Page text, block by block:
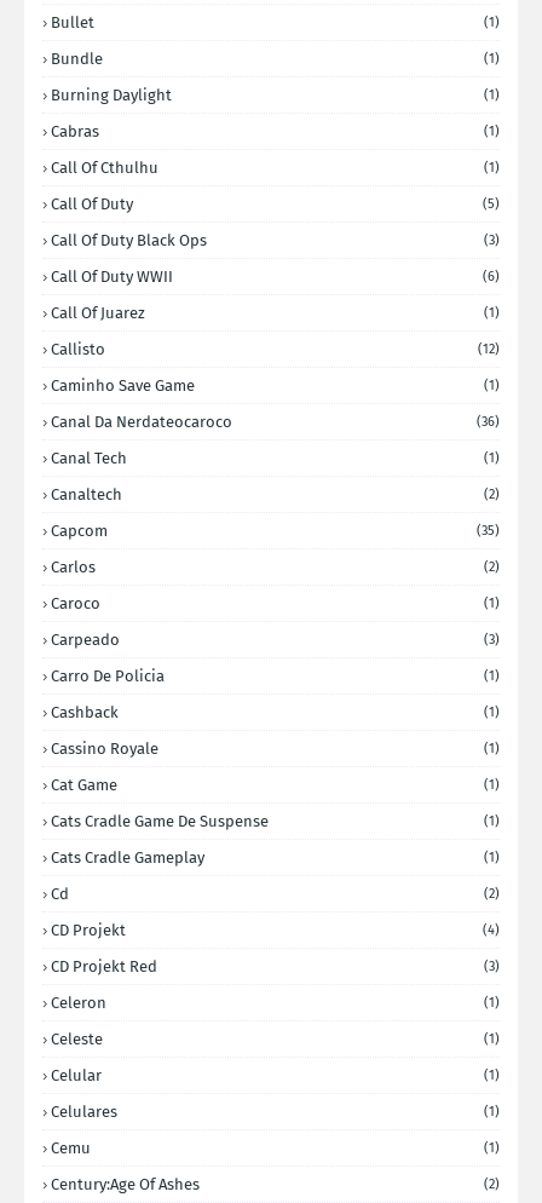
Bullet (1)
Bundle (1)
Burning Daylight (1)
Cabras (1)
Call Of Cthulhu (1)
Call Of Duty (5)
Call Of Duty Black Ops (3)
Call Of Duty WWII (6)
Call Of Juarez (1)
Callisto (12)
Caminho Save Game (1)
Canal Da Nerdateocaroco (36)
Canal Tech (1)
Canaltech (2)
Capcom (35)
Carlos (2)
Caroco (1)
Carpeado (3)
Carro De Policia (1)
Cashback (1)
Cassino Royale (1)
Cat Game (1)
Cats Cradle Game De Suspense (1)
Cats Cradle Gameplay (1)
Cd (2)
CD Projekt (4)
CD Projekt Red (3)
Celeron (1)
Celeste (1)
Celular (1)
Celulares (1)
Cemu (1)
Century:Age Of Ashes (2)